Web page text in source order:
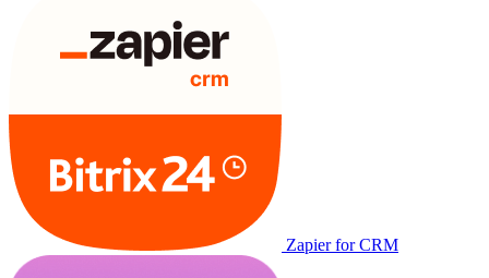
Zapier for CRM